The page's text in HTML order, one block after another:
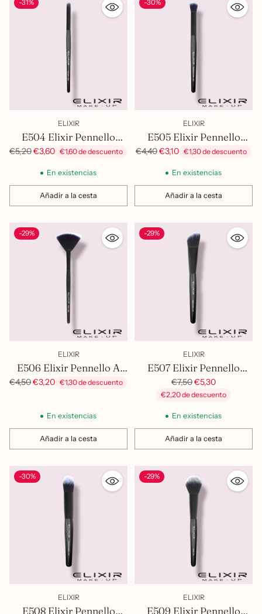
-31%
ELIXIR
E504 Elixir Pennello
Piatto Correttore
Precio
€5,20€3,60 €1,60 de descuento
En existencias
Añadir a la cesta
Cantidad
-30%
ELIXIR
E505 Elixir Pennello
Correttore Tondo
Precio
€4,40€3,10 €1,30 de descuento
En existencias
Añadir a la cesta
Cantidad
-29%
ELIXIR
E506 Elixir Pennello A
Ventaglio
Precio
€4,50€3,20 €1,30 de descuento
En existencias
Añadir a la cesta
Cantidad
-29%
ELIXIR
E507 Elixir Pennello
Smussato Per Fondo
Tinta
Precio
habitual
€7,50€5,30
€2,20 de descuento
En existencias
Añadir a la cesta
Cantidad
-30%
ELIXIR
E508 Elixir Pennello
-29%
ELIXIR
E509 Elixir Pennello